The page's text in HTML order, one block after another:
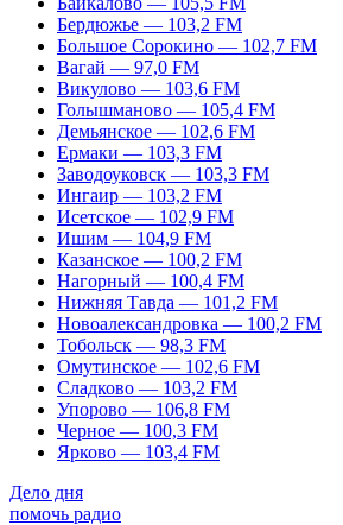
Бердюжье — 103,2 FM
Большое Сорокино — 102,7 FM
Вагай — 97,0 FM
Викулово — 103,6 FM
Голышманово — 105,4 FM
Демьянское — 102,6 FM
Ермаки — 103,3 FM
Заводоуковск — 103,3 FM
Ингаир — 103,2 FM
Исетское — 102,9 FM
Ишим — 104,9 FM
Казанское — 100,2 FM
Нагорный — 100,4 FM
Нижняя Тавда — 101,2 FM
Новоалександровка — 100,2 FM
Тобольск — 98,3 FM
Омутинское — 102,6 FM
Сладково — 103,2 FM
Упорово — 106,8 FM
Черное — 100,3 FM
Ярково — 103,4 FM
Дело дня
помочь радио